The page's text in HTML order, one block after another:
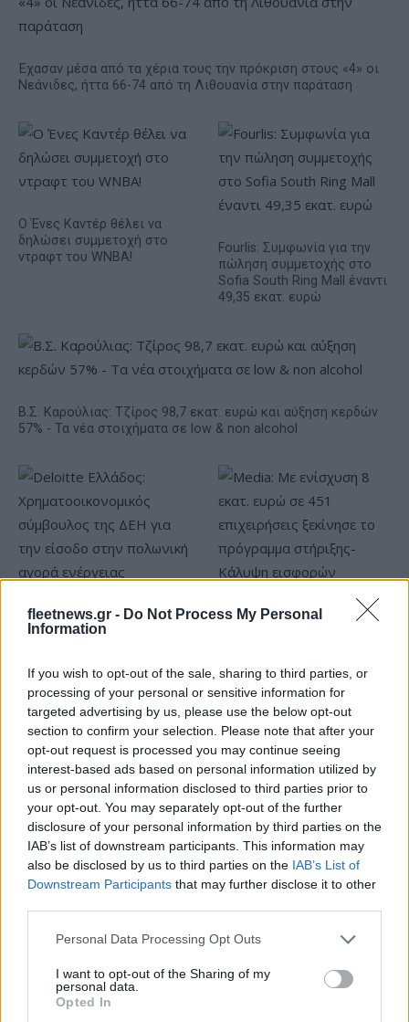
fleetnews.gr - Do Not Process My Personal
Information
If you wish to opt-out of the sale, sharing to third parties, or
processing of your personal or sensitive information for
targeted advertising by us, please use the below opt-out
section to confirm your selection. Please note that after your
opt-out request is processed you may continue seeing
interest-based ads based on personal information utilized by
us or personal information disclosed to third parties prior to
your opt-out. You may separately opt-out of the further
disclosure of your personal information by third parties on the
IAB’s list of downstream participants. This information may
also be disclosed by us to third parties on the IAB’s List of
Downstream Participants that may further disclose it to other
Please note that this website/app uses one or more Google
not limited to your visit or usage behaviour. You may click to
grant or deny consent to Google and its third-party tags to
use your data for below specified purposes in below Google
Personal Data Processing Opt Outs
I want to opt-out of the Sharing of my
personal data.
Opted In
Έχασαν μέσα από τα χέρια τους την πρόκριση στους «4» οι
Νεάνιδες, ήττα 66-74 από τη Λιθουανία στην παράταση
Ο Ένες Καντέρ θέλει να
δηλώσει συμμετοχή στο
ντραφτ του WNBA!
Fourlis: Συμφωνία για την
πώληση συμμετοχής στο
Sofia South Ring Mall έναντι
49,35 εκατ. ευρώ
Β.Σ. Καρούλιας: Τζίρος 98,7 εκατ. ευρώ και αύξηση κερδών
57% - Τα νέα στοιχήματα σε low & non alcohol
Deloitte Ελλάδος:
Χρηματοοικονομικός
αγορά ενέργειας
ξεκίνησε το πρόγραμμα
στήριξης- Κάλυψη
εισφορών ΕΔΟΕΑΠ
IAB Hellas: Νέα Διοικούσα Επιτροπή και νέο Διοικητικό
Συμβούλιο - Πρόεδρος ο Γαληνός Γιαγλής
Η Toyota φέρνει νέα γενιά
μπαταριών για τα υβριδικά
Σε κινεζική… πολιορκία η